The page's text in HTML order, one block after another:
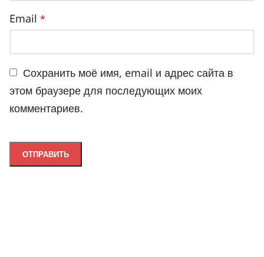
Email *
Сохранить моё имя, email и адрес сайта в
этом браузере для последующих моих
комментариев.